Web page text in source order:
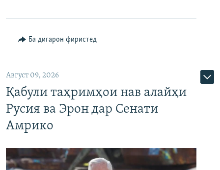
Ба дигарон фиристед
Август 09, 2026
Қабули таҳримҳои нав алайҳи
Русия ва Эрон дар Сенати
Амрико